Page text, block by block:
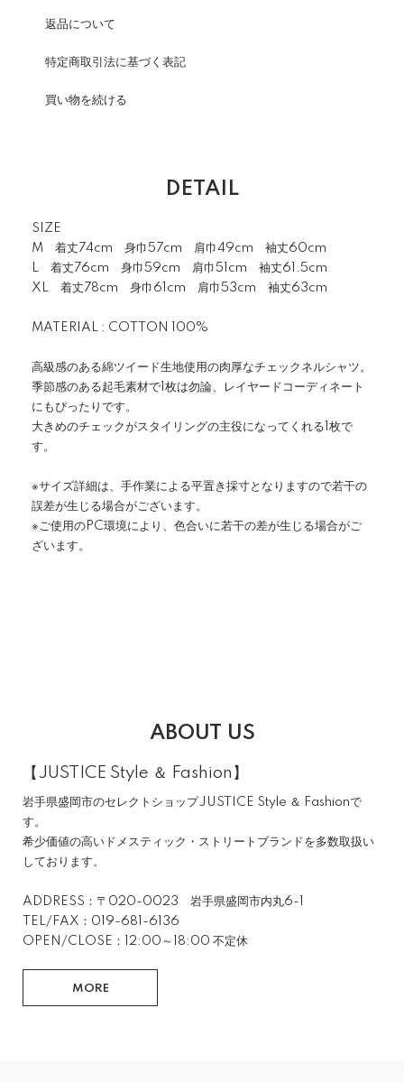
返品について
特定商取引法に基づく表記
買い物を続ける
DETAIL
SIZE
M 着丈74cm 身巾57cm 肩巾49cm 袖丈60cm
L 着丈76cm 身巾59cm 肩巾51cm 袖丈61.5cm
XL 着丈78cm 身巾61cm 肩巾53cm 袖丈63cm
MATERIAL : COTTON 100%
高級感のある綿ツイード生地使用の肉厚なチェックネルシャツ。
季節感のある起毛素材で1枚は勿論、レイヤードコーディネート
にもぴったりです。
大きめのチェックがスタイリングの主役になってくれる1枚で
す。
※サイズ詳細は、手作業による平置き採寸となりますので若干の
誤差が生じる場合がございます。
※ご使用のPC環境により、色合いに若干の差が生じる場合がご
ざいます。
ABOUT US
【JUSTICE Style ＆ Fashion】
岩手県盛岡市のセレクトショップJUSTICE Style ＆ Fashionで
す。
希少価値の高いドメスティック・ストリートブランドを多数取扱い
しております。
ADDRESS：〒020-0023 岩手県盛岡市内丸6-1
TEL/FAX：019-681-6136
OPEN/CLOSE：12:00～18:00 不定休
MORE